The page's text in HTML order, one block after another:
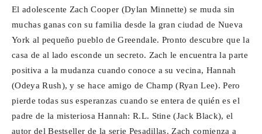
El adolescente Zach Cooper (Dylan Minnette) se muda sin
muchas ganas con su familia desde la gran ciudad de Nueva
York al pequeño pueblo de Greendale. Pronto descubre que la
casa de al lado esconde un secreto. Zach le encuentra la parte
positiva a la mudanza cuando conoce a su vecina, Hannah
(Odeya Rush), y se hace amigo de Champ (Ryan Lee). Pero
pierde todas sus esperanzas cuando se entera de quién es el
padre de la misteriosa Hannah: R.L. Stine (Jack Black), el
autor del Bestseller de la serie Pesadillas. Zach comienza a